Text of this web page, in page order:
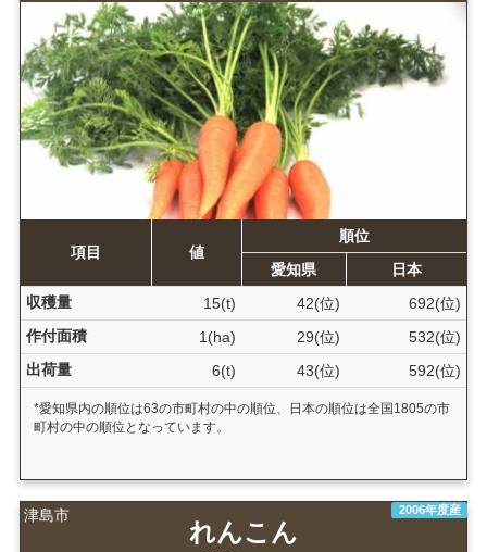
項目 値
順位
愛知県
日本
収穫量
15(t) 42(位)
692(位)
作付面積
1(ha) 29(位)
532(位)
出荷量
6(t) 43(位) 592(位)
*愛知県内の順位は63の市町村の中の順位、日本の順位は全国1805の市
町村の中の順位となっています。
津島市 2006年度産
れんこん